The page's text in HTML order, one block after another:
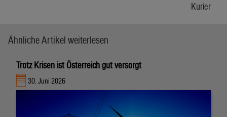
Kurier
Ähnliche Artikel weiterlesen
Trotz Krisen ist Österreich gut versorgt
30. Juni 2026